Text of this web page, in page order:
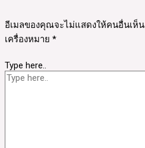
อีเมลของคุณจะไม่แสดงให้คนอื่นเห็น
เครื่องหมาย *
Type here..